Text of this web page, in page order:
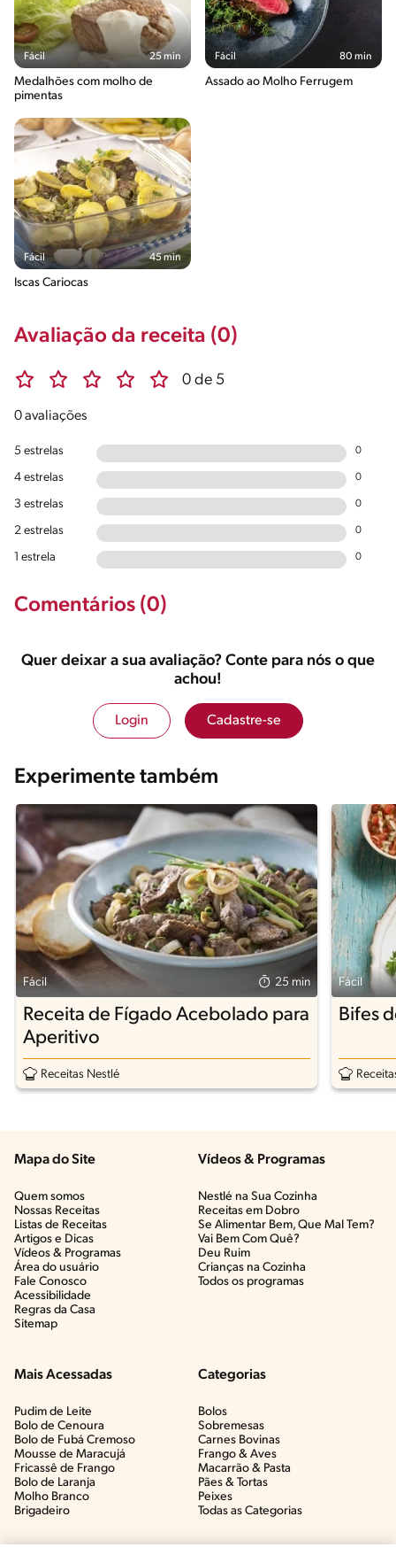
Fácil 25 min
Medalhões com molho de
pimentas
Fácil 80 min
Assado ao Molho Ferrugem
Fácil 45 min
Iscas Cariocas
Avaliação da receita (0)
0 de 5
0 avaliações
5 estrelas 0
4 estrelas 0
3 estrelas 0
2 estrelas 0
1 estrela 0
Comentários (0)
Quer deixar a sua avaliação? Conte para nós o que
achou!
Login Cadastre-se
Experimente também
Fácil 25 min
Receita de Fígado Acebolado para
Aperitivo
Receitas Nestlé
Fácil
Bifes
Mapa do Site
Quem somos
Nossas Receitas
Listas de Receitas​
Artigos e Dicas​
Vídeos & Programas​
Área do usuário
Fale Conosco
Acessibilidade
Regras da Casa
Sitemap
Vídeos & Programas​
Nestlé na Sua Cozinha
Receitas em Dobro
Se Alimentar Bem, Que Mal Tem?​
Vai Bem Com Quê?​
Deu Ruim​
Crianças na Cozinha​
Todos os programas
Mais Acessadas
Pudim de Leite
Bolo de Cenoura
Bolo de Fubá Cremoso
Mousse de Maracujá
Fricassê de Frango
Bolo de Laranja
Molho Branco
Brigadeiro
Categorias
Bolos
Sobremesas
Carnes Bovinas​
Frango & Aves​
Macarrão & Pasta​
Pães & Tortas​
Peixes
Todas as Categorias